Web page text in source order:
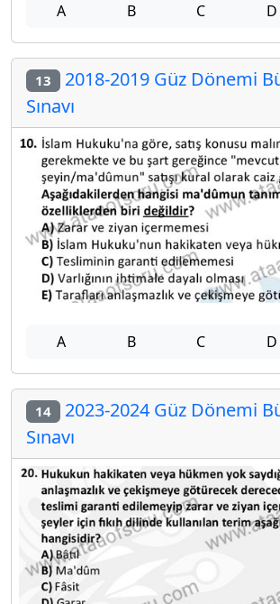
A B C D
13 2018-2019 Güz Dönemi
Sınavı
A B C D
14 2023-2024 Güz Dönemi
Sınavı